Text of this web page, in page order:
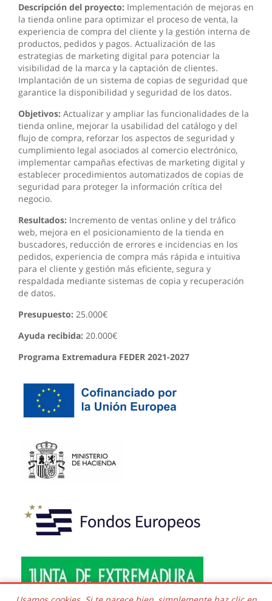
Descripción del proyecto: Implementación de mejoras en
la tienda online para optimizar el proceso de venta, la
experiencia de compra del cliente y la gestión interna de
productos, pedidos y pagos. Actualización de las
estrategias de marketing digital para potenciar la
visibilidad de la marca y la captación de clientes.
Implantación de un sistema de copias de seguridad que
garantice la disponibilidad y seguridad de los datos.
Objetivos: Actualizar y ampliar las funcionalidades de la
tienda online, mejorar la usabilidad del catálogo y del
flujo de compra, reforzar los aspectos de seguridad y
cumplimiento legal asociados al comercio electrónico,
implementar campañas efectivas de marketing digital y
establecer procedimientos automatizados de copias de
seguridad para proteger la información crítica del
negocio.
Resultados: Incremento de ventas online y del tráfico
web, mejora en el posicionamiento de la tienda en
buscadores, reducción de errores e incidencias en los
pedidos, experiencia de compra más rápida e intuitiva
para el cliente y gestión más eficiente, segura y
respaldada mediante sistemas de copia y recuperación
de datos.
Presupuesto: 25.000€
Ayuda recibida: 20.000€
Programa Extremadura FEDER 2021-2027